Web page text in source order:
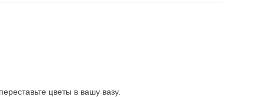
цветы в вашу вазу.